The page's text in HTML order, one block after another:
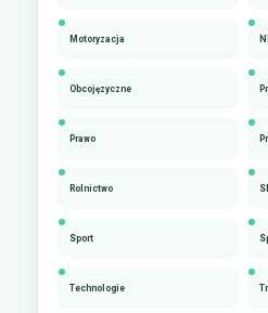
Motoryzacja
Obcojęzyczne
Prawo
Rolnictwo
Sport
Technologie